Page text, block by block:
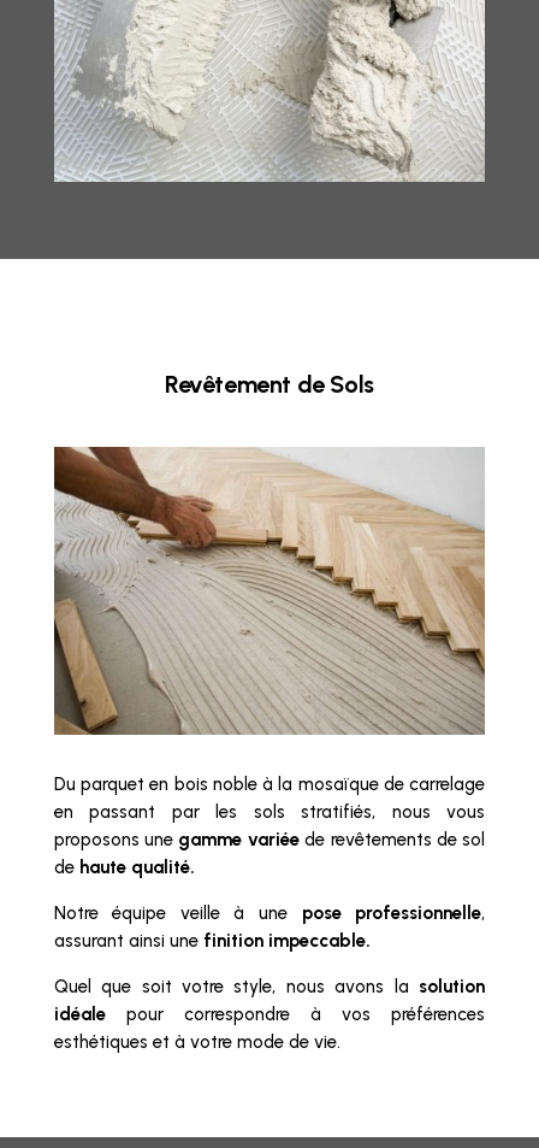
Revêtement de Sols
Du parquet en bois noble à la mosaïque de carrelage
en passant par les sols stratifiés, nous vous
proposons une gamme variéede revêtements de sol
de haute qualité.
Notre équipe veille à une pose professionnelle,
assurant ainsi une finition impeccable.
Quel que soit votre style, nous avons la solution
idéale pour correspondre à vos préférences
esthétiques et à votre mode de vie.